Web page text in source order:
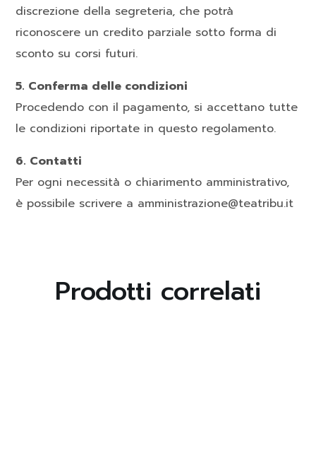
discrezione della segreteria, che potrà
riconoscere un credito parziale sotto forma di
sconto su corsi futuri.
5. Conferma delle condizioni
Procedendo con il pagamento, si accettano tutte
le condizioni riportate in questo regolamento.
6. Contatti
Per ogni necessità o chiarimento amministrativo,
è possibile scrivere a amministrazione@teatribu.it
Prodotti correlati
LEGGI
LEGGI